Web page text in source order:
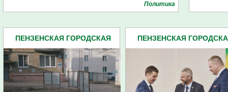
Политика
ПЕНЗЕНСКАЯ ГОРОДСКАЯ
ПЕНЗЕНСКАЯ